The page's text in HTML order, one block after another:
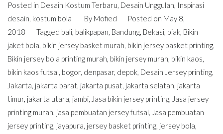
Posted in Desain Kostum Terbaru, Desain Unggulan, Inspirasi
desain, kostum bola By Mofied Posted on May 8,
2018
Tagged bali, balikpapan, Bandung, Bekasi, biak, Bikin
jaket bola, bikin jersey basket murah, bikin jersey basket printing,
Bikin jersey bola printing murah, bikin jersey murah, bikin kaos,
bikin kaos futsal, bogor, denpasar, depok, Desain Jersey printing,
Jakarta, jakarta barat, jakarta pusat, jakarta selatan, jakarta
timur, jakarta utara, jambi, Jasa bikin jersey printing, Jasa jersey
printing murah, jasa pembuatan jersey futsal, Jasa pembuatan
jersey printing, jayapura, jersey basket printing, jersey bola,